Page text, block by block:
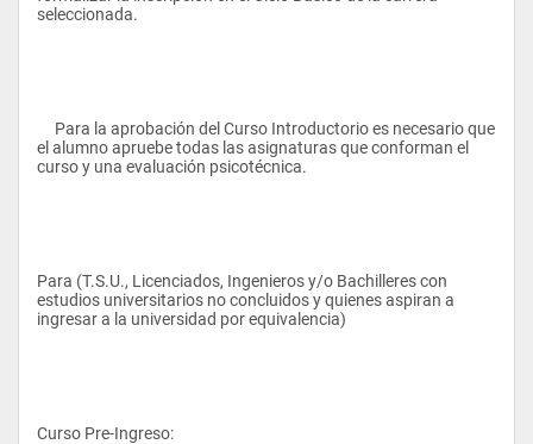
seleccionada.
el alumno apruebe todas las asignaturas que conforman el
curso y una evaluación psicotécnica.
Para (T.S.U., Licenciados, Ingenieros y/o Bachilleres con
estudios universitarios no concluidos y quienes aspiran a
ingresar a la universidad por equivalencia)
Curso Pre-Ingreso: